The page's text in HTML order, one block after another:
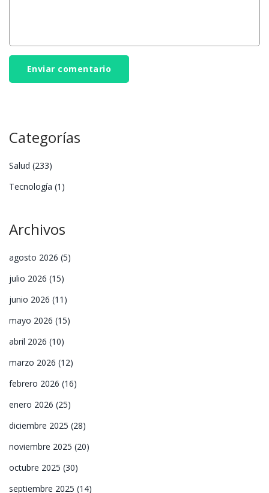
Enviar comentario
Categorías
Salud (233)
Tecnología (1)
Archivos
agosto 2026 (5)
julio 2026 (15)
junio 2026 (11)
mayo 2026 (15)
abril 2026 (10)
marzo 2026 (12)
febrero 2026 (16)
enero 2026 (25)
diciembre 2025 (28)
noviembre 2025 (20)
octubre 2025 (30)
septiembre 2025 (14)